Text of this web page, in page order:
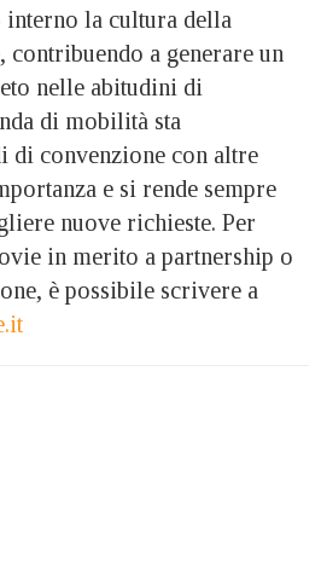
la cultura della
a generare un
nelle abitudini di
di mobilità sta
di convenzione con altre
e si rende sempre
nuove richieste. Per
in merito a partnership o
è possibile scrivere a